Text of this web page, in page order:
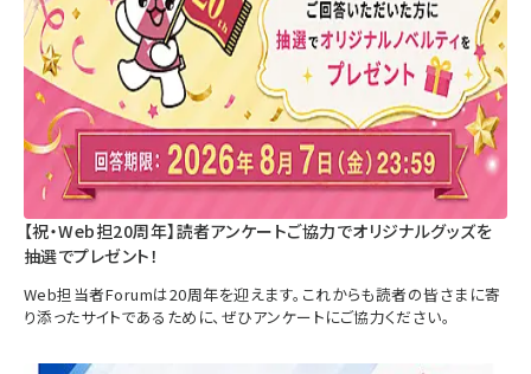
【祝・Web担20周年】読者アンケートご協力でオリジナルグッズを
抽選でプレゼント！
Web担当者Forumは20周年を迎えます。これからも読者の皆さまに寄
り添ったサイトであるために、ぜひアンケートにご協力ください。